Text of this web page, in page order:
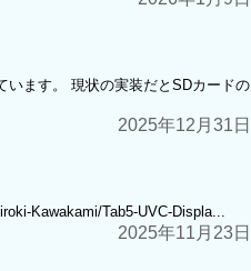
います。 現状の実装だとSDカードの
2025年12月31日
Kawakami/Tab5-UVC-Displa...
2025年11月23日